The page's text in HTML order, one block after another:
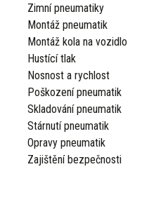
Zimní pneumatiky
Montáž pneumatik
Montáž kola na vozidlo
Hustící tlak
Nosnost a rychlost
Poškození pneumatik
Skladování pneumatik
Stárnutí pneumatik
Opravy pneumatik
Zajištění bezpečnosti